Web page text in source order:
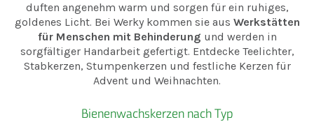
duften angenehm warm und sorgen für ein ruhiges,
goldenes Licht. Bei Werky kommen sie aus Werkstätten
für Menschen mit Behinderung und werden in
sorgfältiger Handarbeit gefertigt. Entdecke Teelichter,
Stabkerzen, Stumpenkerzen und festliche Kerzen für
Advent und Weihnachten.
Bienenwachskerzen nach Typ